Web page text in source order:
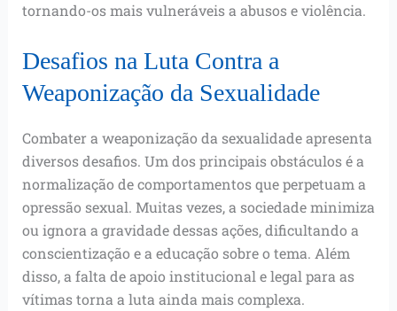
tornando-os mais vulneráveis a abusos e violência.
Desafios na Luta Contra a
Weaponização da Sexualidade
Combater a weaponização da sexualidade apresenta
diversos desafios. Um dos principais obstáculos é a
normalização de comportamentos que perpetuam a
opressão sexual. Muitas vezes, a sociedade minimiza
ou ignora a gravidade dessas ações, dificultando a
conscientização e a educação sobre o tema. Além
disso, a falta de apoio institucional e legal para as
vítimas torna a luta ainda mais complexa.